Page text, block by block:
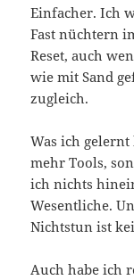
Einfacher. Ich
Fast nüchtern
Reset, auch
wie mit Sand
zugleich.
Was ich
mehr Tools,
ich nichts
Wesentliche.
Nichtstun ist
Auch habe ich